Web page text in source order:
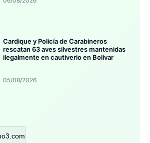
Cardique y Policía de Carabineros
rescatan 63 aves silvestres mantenidas
ilegalmente en cautiverio en Bolívar
05/08/2026